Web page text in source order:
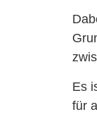
Es
für